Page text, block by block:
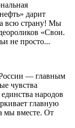
дарит
всю страну! Мы
«Свои.
не просто...
России — главным
чувства
народов
главную
мы вместе. От